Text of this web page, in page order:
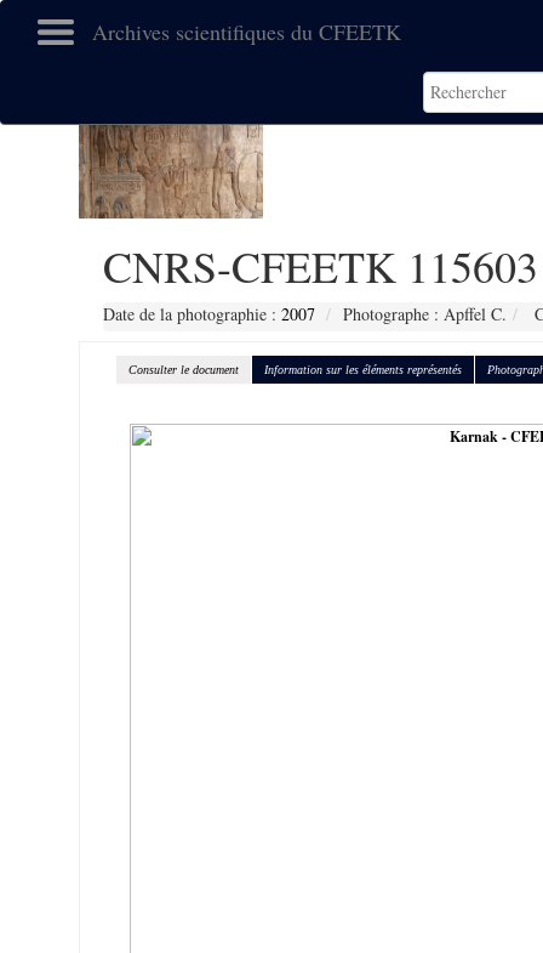
Archives scientifiques du CFEETK
CNRS-CFEETK 115603
Date de la photographie : 2007 Photographe : Apffel C.
Consulter le document Information sur les éléments représentés